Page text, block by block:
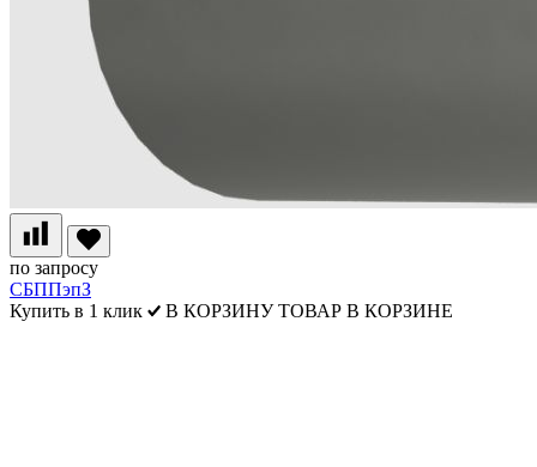
по запросу
СБППэпЗ
Купить в 1 клик
В КОРЗИНУ ТОВАР В КОРЗИНЕ